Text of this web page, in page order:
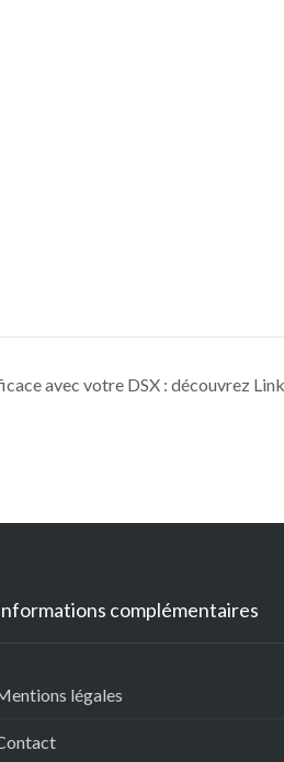
avec votre DSX : découvrez
complémentaires
légales